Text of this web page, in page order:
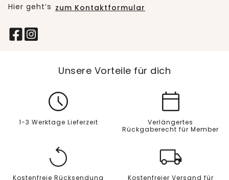
Hier geht’s zum Kontaktformular
Unsere Vorteile für dich
1-3 Werktage Lieferzeit
Verlängertes
Rückgaberecht für Member
Kostenfreie Rücksendung
Kostenfreier Versand für